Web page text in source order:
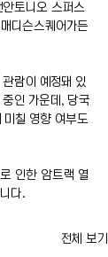
토니오 스퍼스
디슨스퀘어가든
람이 예정돼 있
인 가운데, 당국
칠 영향 여부도
인한 암트랙 열
다.
전체 보기